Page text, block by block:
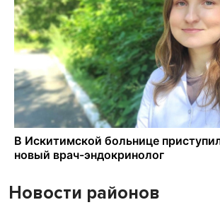
Новости районов